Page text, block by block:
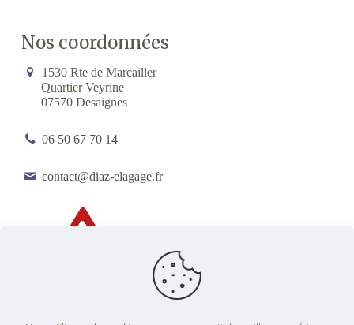
Nos coordonnées
1530 Rte de Marcailler
Quartier Veyrine
07570 Desaignes
06 50 67 70 14
contact@diaz-elagage.fr